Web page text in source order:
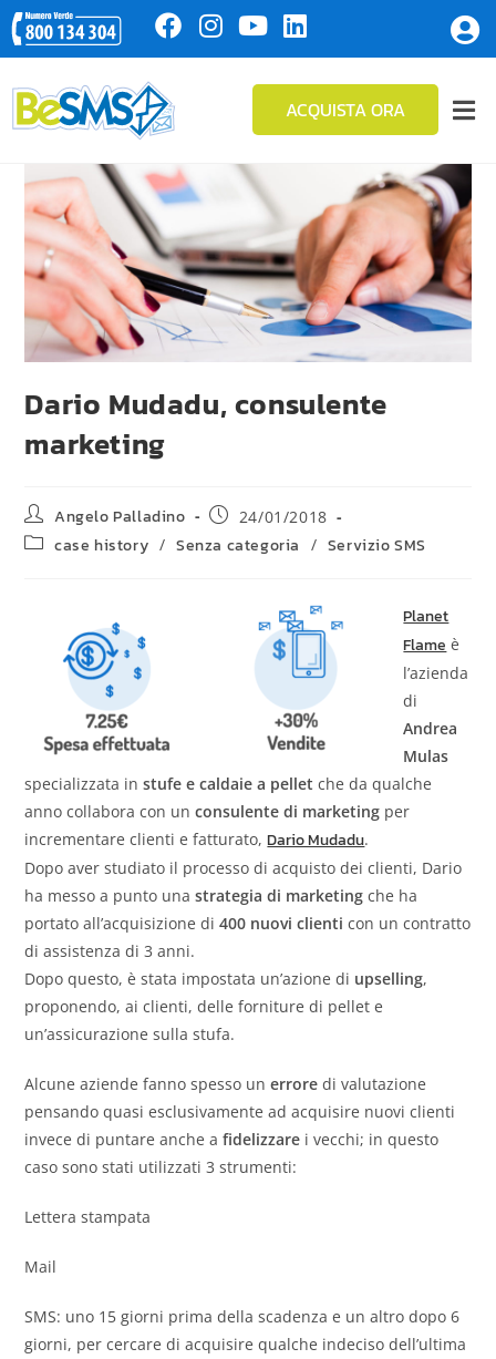
ACQUISTA ORA
Dario Mudadu, consulente
marketing
Angelo Palladino 24/01/2018
case history / Senza categoria / Servizio SMS
Planet
Flame è
l’azienda
di
Andrea
Mulas
specializzata instufe e caldaie a pellet che da qualche
anno collabora con unconsulente di marketing per
incrementare clienti e fatturato,Dario Mudadu.
Dopo aver studiato il processo di acquisto dei clienti, Dario
ha messo a punto unastrategia di marketing che ha
portato all’acquisizione di400 nuovi clienti con un contratto
di assistenza di 3 anni.
Dopo questo, è stata impostata un’azione di upselling,
proponendo, ai clienti, delle forniture di pellet e
un’assicurazione sulla stufa.
Alcune aziende fanno spesso unerrore di valutazione
pensando quasi esclusivamente ad acquisire nuovi clienti
invece di puntare anche afidelizzare i vecchi; in questo
caso sono stati utilizzati 3 strumenti:
Lettera stampata
Mail
SMS: uno 15 giorni prima della scadenza e un altro dopo 6
giorni, per cercare di acquisire qualche indeciso dell’ultima